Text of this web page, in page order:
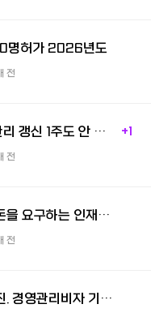
명허가 2026년도
전
동경입국관리국 경영관리 갱신 1주도 안 걸리고 허가 +1
전
내정사퇴시 협박으로 돈을 요구하는 인재업자로부터 협박을 받았어요!
전
행정서사 간에서도 격진. 경영관리비자 기준 강화가 올해 10월부터 시행예정.